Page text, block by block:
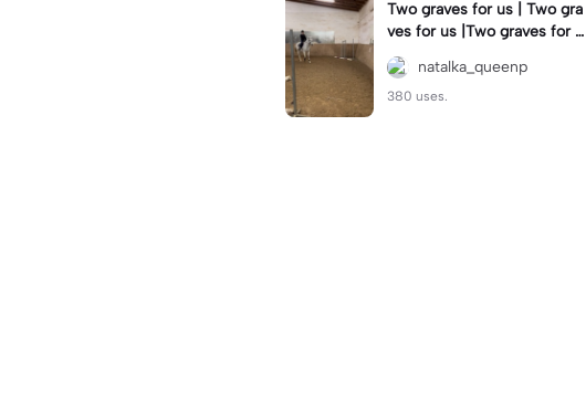
Two graves for us | Two gra
ves for us |Two graves for u
se my dear Me horse riding
This horse<3
natalka_queenp
380 uses.